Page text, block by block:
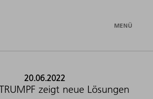
MENÜ
20.06.2022
zeigt neue Lösungen